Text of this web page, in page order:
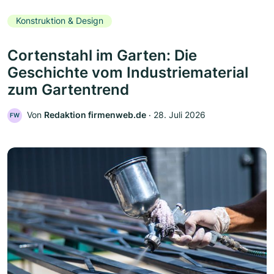
Konstruktion & Design
Cortenstahl im Garten: Die
Geschichte vom Industriematerial
zum Gartentrend
FW Von Redaktion firmenweb.de ‧ 28. Juli 2026